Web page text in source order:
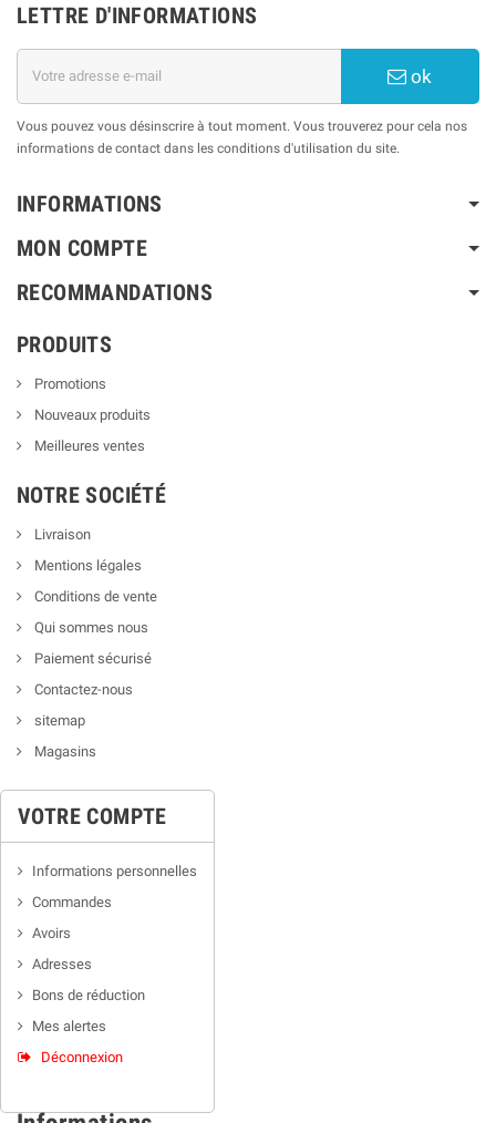
LETTRE D'INFORMATIONS
ok
Vous pouvez vous désinscrire à tout moment. Vous trouverez pour cela nos
informations de contact dans les conditions d'utilisation du site.
INFORMATIONS
MON COMPTE
RECOMMANDATIONS
PRODUITS
Promotions
Nouveaux produits
Meilleures ventes
NOTRE SOCIÉTÉ
Livraison
Mentions légales
Conditions de vente
Qui sommes nous
Paiement sécurisé
Contactez-nous
sitemap
Magasins
VOTRE COMPTE
Informations personnelles
Commandes
Avoirs
Adresses
Bons de réduction
Mes alertes
Déconnexion